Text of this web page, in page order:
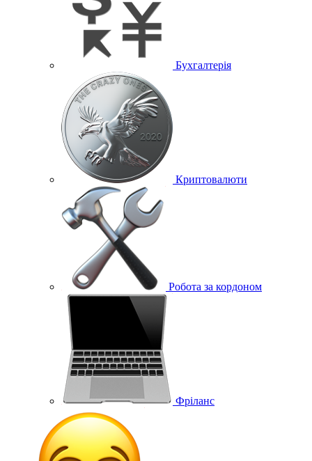
Бухгалтерія
Криптовалюти
Робота за кордоном
Фріланс